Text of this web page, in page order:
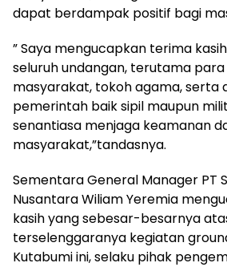
dapat berdampak positif bagi
” Saya mengucapkan terima
seluruh undangan, terutama
masyarakat, tokoh agama, serta
pemerintah baik sipil maupun
senantiasa menjaga keamanan
masyarakat,”tandasnya.
Sementara General Manager PT
Nusantara Wiliam Yeremia
kasih yang sebesar-besarnya
terselenggaranya kegiatan
Kutabumi ini, selaku pihak